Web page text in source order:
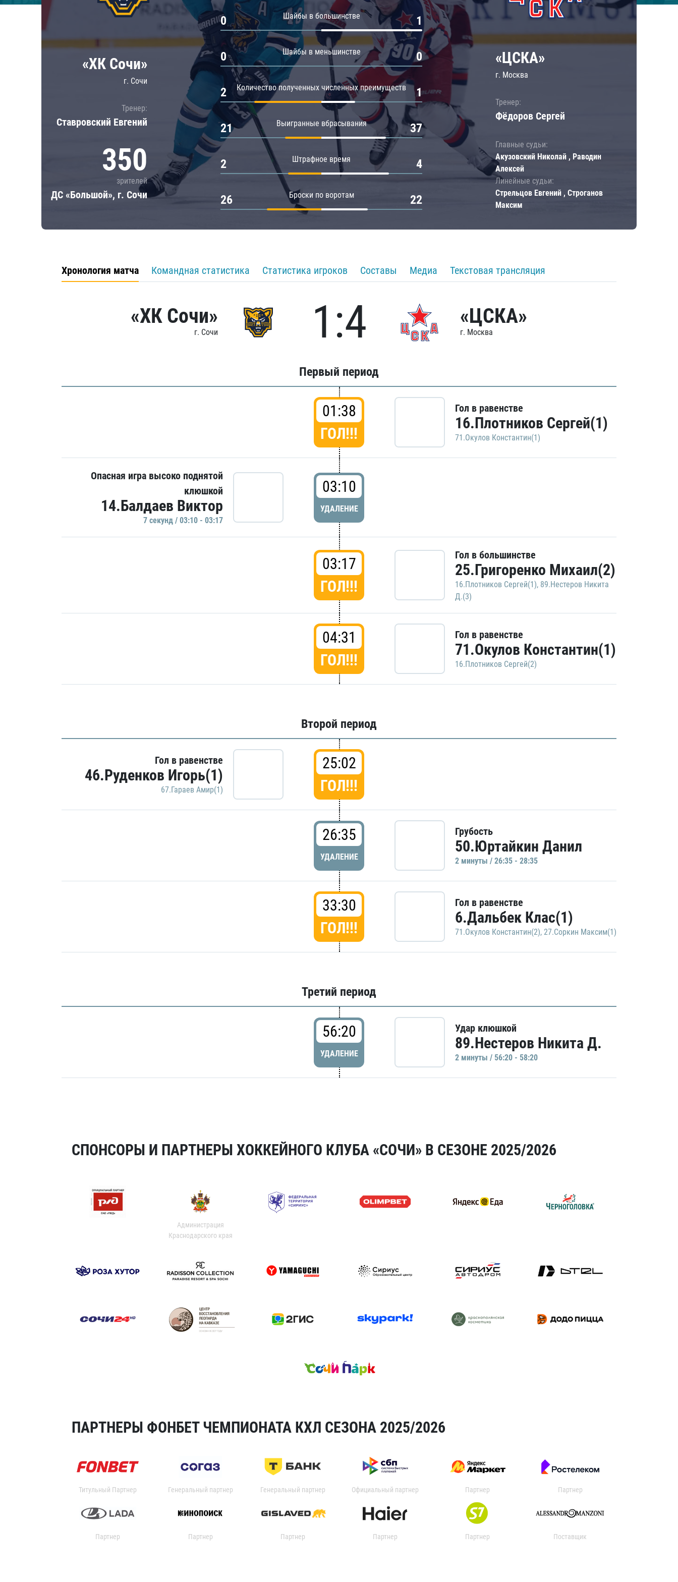
Локомотив
ЦСКА
Шанхайские Драконы
Амур
Барыс
Салават Юлаев
«ХК Сочи»
г. Сочи
Тренер:
Ставровский Евгений
350
зрителей
ДС «Большой», г. Сочи
Шайбы в большинстве
0 1
Шайбы в меньшинстве
0 0
Количество полученных численных преимуществ
2 1
Выигранные вбрасывания
21 37
Штрафное время
2 4
Броски по воротам
26 22
«ЦСКА»
г. Москва
Тренер:
Фёдоров Сергей
Главные судьи:
Акузовский Николай , Раводин
Алексей
Линейные судьи:
Стрельцов Евгений , Строганов
Максим
Хронология матча Командная статистика Статистика игроков Составы Медиа Текстовая трансляция
«ХК Сочи»
г. Сочи 1:4 «ЦСКА»
г. Москва
Первый период
01:38
ГОЛ!!!
Гол в равенстве
16.Плотников Сергей(1)
71.Окулов Константин(1)
Опасная игра высоко поднятой
клюшкой
14.Балдаев Виктор
7 секунд / 03:10 - 03:17
03:10
УДАЛЕНИЕ
03:17
ГОЛ!!!
Гол в большинстве
25.Григоренко Михаил(2)
16.Плотников Сергей(1), 89.Нестеров Никита
Д.(3)
04:31
ГОЛ!!!
Гол в равенстве
71.Окулов Константин(1)
16.Плотников Сергей(2)
Второй период
Гол в равенстве
46.Руденков Игорь(1)
67.Гараев Амир(1)
25:02
ГОЛ!!!
26:35
УДАЛЕНИЕ
Грубость
50.Юртайкин Данил
2 минуты / 26:35 - 28:35
33:30
ГОЛ!!!
Гол в равенстве
6.Дальбек Клас(1)
71.Окулов Константин(2), 27.Соркин Максим(1)
Третий период
56:20
УДАЛЕНИЕ
Удар клюшкой
89.Нестеров Никита Д.
2 минуты / 56:20 - 58:20
СПОНСОРЫ И ПАРТНЕРЫ ХОККЕЙНОГО КЛУБА «СОЧИ» В СЕЗОНЕ 2025/2026
Администрация
Краснодарского края
ПАРТНЕРЫ ФОНБЕТ ЧЕМПИОНАТА КХЛ СЕЗОНА 2025/2026
Титульный Партнер Генеральный партнер Генеральный партнер Официальный партнер Партнер Партнер
Партнер Партнер Партнер Партнер Партнер Поставщик